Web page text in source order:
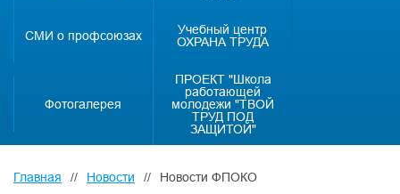
СМИ о профсоюзах
Учебный центр
ОХРАНА ТРУДА
Фотогалерея
ПРОЕКТ "Школа
работающей
молодежи "ТВОЙ
ТРУД ПОД
ЗАЩИТОЙ"
Главная // Новости // Новости ФПОКО